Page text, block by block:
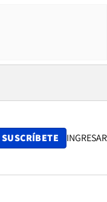
SUSCRÍBETE INGRESAR